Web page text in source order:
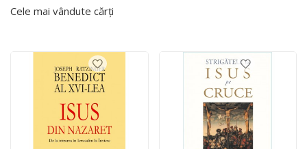
Cele mai vândute cărți